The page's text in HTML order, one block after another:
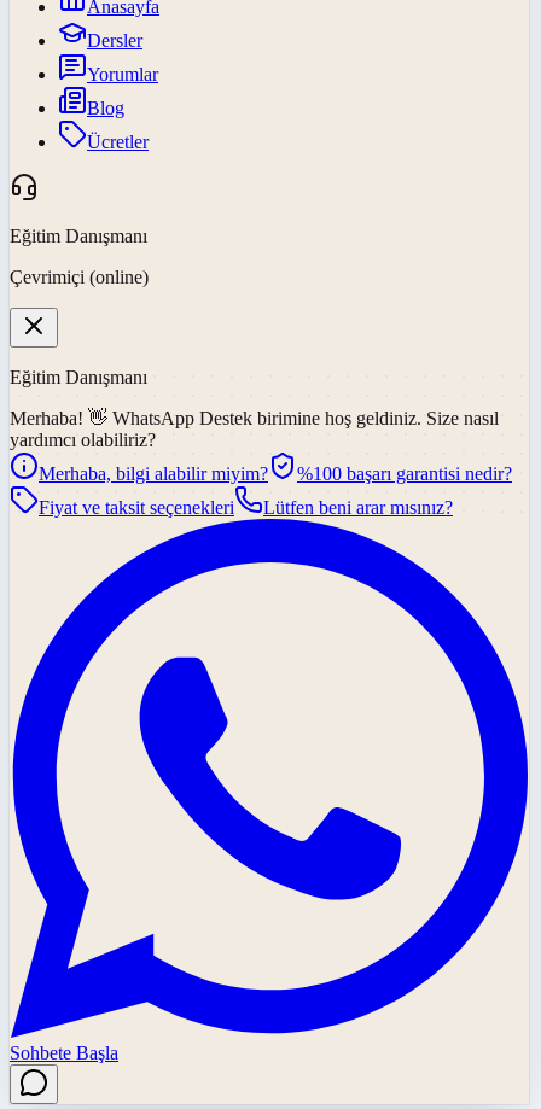
Anasayfa
Dersler
Yorumlar
Blog
Ücretler
Eğitim Danışmanı
Çevrimiçi (online)
Eğitim Danışmanı
Merhaba! 👋 WhatsApp Destek birimine hoş geldiniz. Size nasıl
yardımcı olabiliriz?
Merhaba, bilgi alabilir miyim?
%100 başarı garantisi nedir?
Fiyat ve taksit seçenekleri
Lütfen beni arar mısınız?
Sohbete Başla